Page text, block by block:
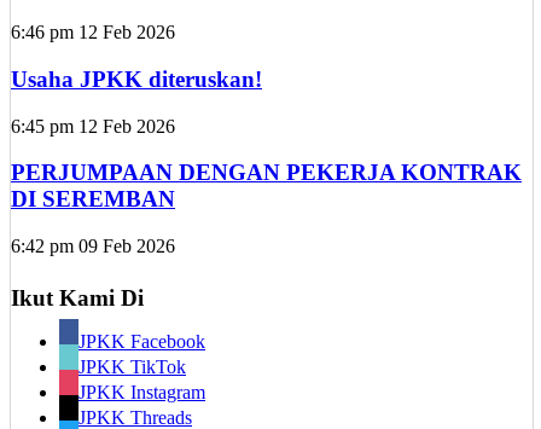
6:46 pm 12 Feb 2026
Usaha JPKK diteruskan!
6:45 pm 12 Feb 2026
PERJUMPAAN DENGAN PEKERJA KONTRAK
DI SEREMBAN
6:42 pm 09 Feb 2026
Ikut Kami Di
JPKK Facebook
JPKK TikTok
JPKK Instagram
JPKK Threads